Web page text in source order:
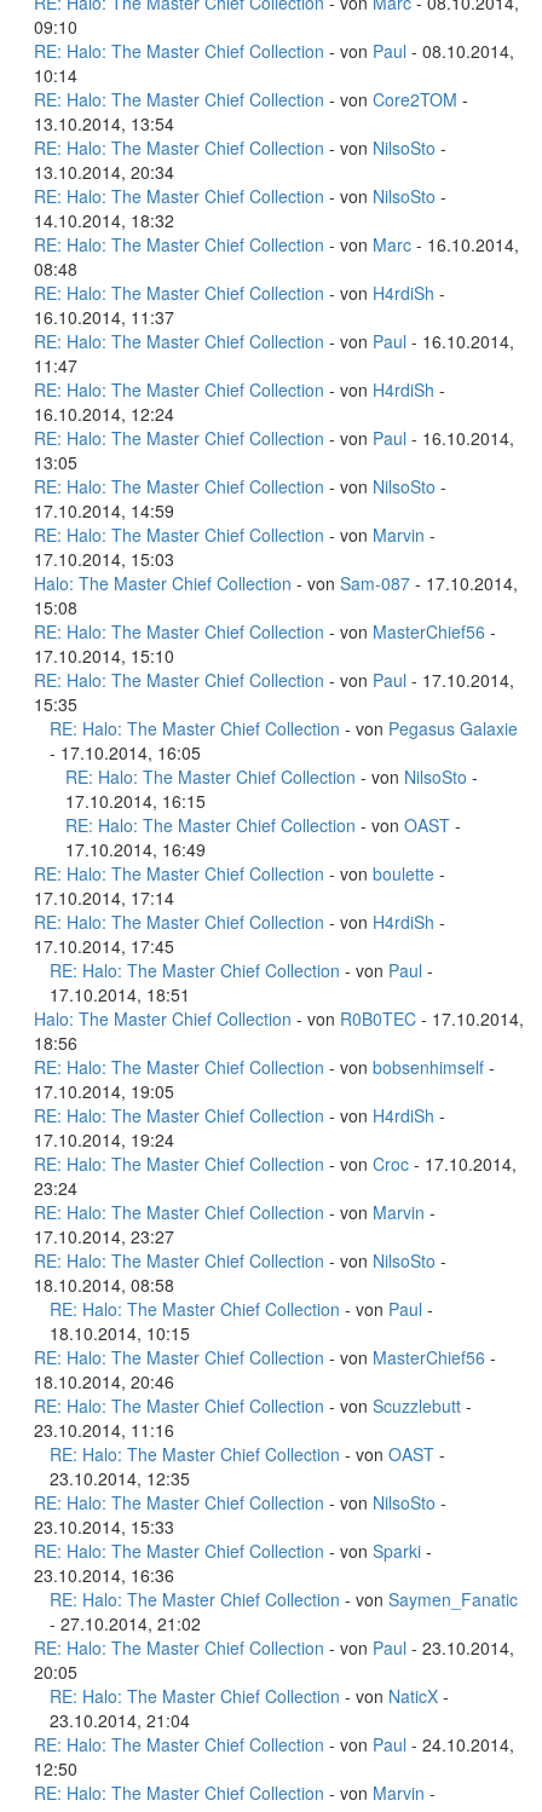
09:10
RE: Halo: The Master Chief Collection - von Paul - 08.10.2014,
10:14
RE: Halo: The Master Chief Collection - von Core2TOM -
13.10.2014, 13:54
RE: Halo: The Master Chief Collection - von NilsoSto -
13.10.2014, 20:34
RE: Halo: The Master Chief Collection - von NilsoSto -
14.10.2014, 18:32
RE: Halo: The Master Chief Collection - von Marc - 16.10.2014,
08:48
RE: Halo: The Master Chief Collection - von H4rdiSh -
16.10.2014, 11:37
RE: Halo: The Master Chief Collection - von Paul - 16.10.2014,
11:47
RE: Halo: The Master Chief Collection - von H4rdiSh -
16.10.2014, 12:24
RE: Halo: The Master Chief Collection - von Paul - 16.10.2014,
13:05
RE: Halo: The Master Chief Collection - von NilsoSto -
17.10.2014, 14:59
RE: Halo: The Master Chief Collection - von Marvin -
17.10.2014, 15:03
Halo: The Master Chief Collection - von Sam-087 - 17.10.2014,
15:08
RE: Halo: The Master Chief Collection - von MasterChief56 -
17.10.2014, 15:10
RE: Halo: The Master Chief Collection - von Paul - 17.10.2014,
15:35
RE: Halo: The Master Chief Collection - von Pegasus Galaxie
- 17.10.2014, 16:05
RE: Halo: The Master Chief Collection - von NilsoSto -
17.10.2014, 16:15
RE: Halo: The Master Chief Collection - von OAST -
17.10.2014, 16:49
RE: Halo: The Master Chief Collection - von boulette -
17.10.2014, 17:14
RE: Halo: The Master Chief Collection - von H4rdiSh -
17.10.2014, 17:45
RE: Halo: The Master Chief Collection - von Paul -
17.10.2014, 18:51
Halo: The Master Chief Collection - von R0B0TEC - 17.10.2014,
18:56
RE: Halo: The Master Chief Collection - von bobsenhimself -
17.10.2014, 19:05
RE: Halo: The Master Chief Collection - von H4rdiSh -
17.10.2014, 19:24
RE: Halo: The Master Chief Collection - von Croc - 17.10.2014,
23:24
RE: Halo: The Master Chief Collection - von Marvin -
17.10.2014, 23:27
RE: Halo: The Master Chief Collection - von NilsoSto -
18.10.2014, 08:58
RE: Halo: The Master Chief Collection - von Paul -
18.10.2014, 10:15
RE: Halo: The Master Chief Collection - von MasterChief56 -
18.10.2014, 20:46
RE: Halo: The Master Chief Collection - von Scuzzlebutt -
23.10.2014, 11:16
RE: Halo: The Master Chief Collection - von OAST -
23.10.2014, 12:35
RE: Halo: The Master Chief Collection - von NilsoSto -
23.10.2014, 15:33
RE: Halo: The Master Chief Collection - von Sparki -
23.10.2014, 16:36
RE: Halo: The Master Chief Collection - von Saymen_Fanatic
- 27.10.2014, 21:02
RE: Halo: The Master Chief Collection - von Paul - 23.10.2014,
20:05
RE: Halo: The Master Chief Collection - von NaticX -
23.10.2014, 21:04
RE: Halo: The Master Chief Collection - von Paul - 24.10.2014,
12:50
RE: Halo: The Master Chief Collection - von Marvin -